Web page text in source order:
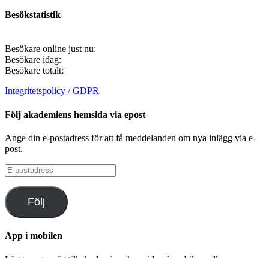
Besökstatistik
Besökare online just nu:
Besökare idag:
Besökare totalt:
Integritetspolicy / GDPR
Följ akademiens hemsida via epost
Ange din e-postadress för att få meddelanden om nya inlägg via e-
post.
E-
postadress
Följ
App i mobilen